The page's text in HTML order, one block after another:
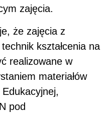
zajęcia.
że zajęcia z
kształcenia na
realizowane w
materiałów
pod